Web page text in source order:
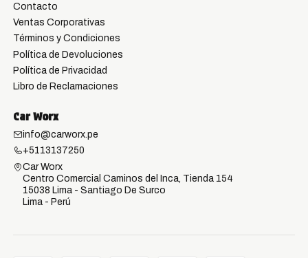
Contacto
Ventas Corporativas
Términos y Condiciones
Política de Devoluciones
Política de Privacidad
Libro de Reclamaciones
Car Worx
info@carworx.pe
+5113137250
Car Worx
Centro Comercial Caminos del Inca, Tienda 154
15038 Lima - Santiago De Surco
Lima - Perú